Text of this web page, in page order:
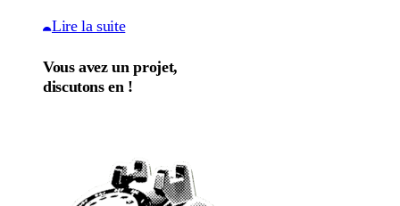
Lire la suite
Vous avez un projet,
discutons en !